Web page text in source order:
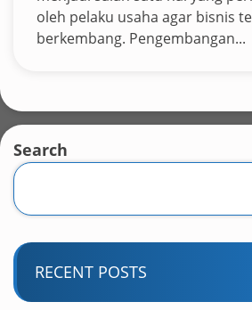
oleh pelaku usaha agar bisnis
berkembang. Pengembangan...
Search
RECENT POSTS